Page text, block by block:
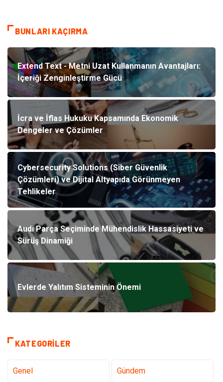
BUNLARI KAÇIRMA
Extend Text - Metni Uzat Kullanmanın Avantajları:
İçeriği Zenginleştirme Gücü
İcra ve İflas Hukuku Kapsamında Ekonomik
Dengeler ve Çözümler
Cybersecurity Solutions (Siber Güvenlik
Çözümleri) ve Dijital Altyapıda Görünmeyen
Tehlikeler
Audi Parça Seçiminde Mühendislik Hassasiyeti ve
Sürüş Dinamiği
Evlerde Yalıtım Sisteminin Önemi
KATEGORILER
Genel Gündem